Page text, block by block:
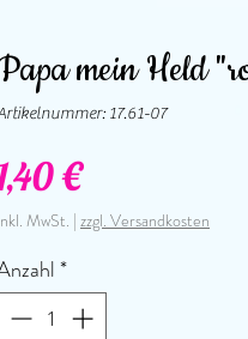
mein Held
17.61-07
€Preis
MwSt. | zzgl. Versandkosten
*